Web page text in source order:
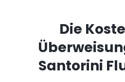
Die
Santorini